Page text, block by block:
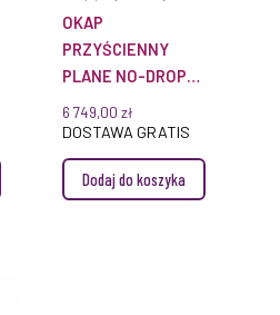
OKAP
PRZYŚCIENNY
PLANE NO-DROP
ISOLA 90
6 749,00 zł
DOSTAWA GRATIS
Dodaj do koszyka